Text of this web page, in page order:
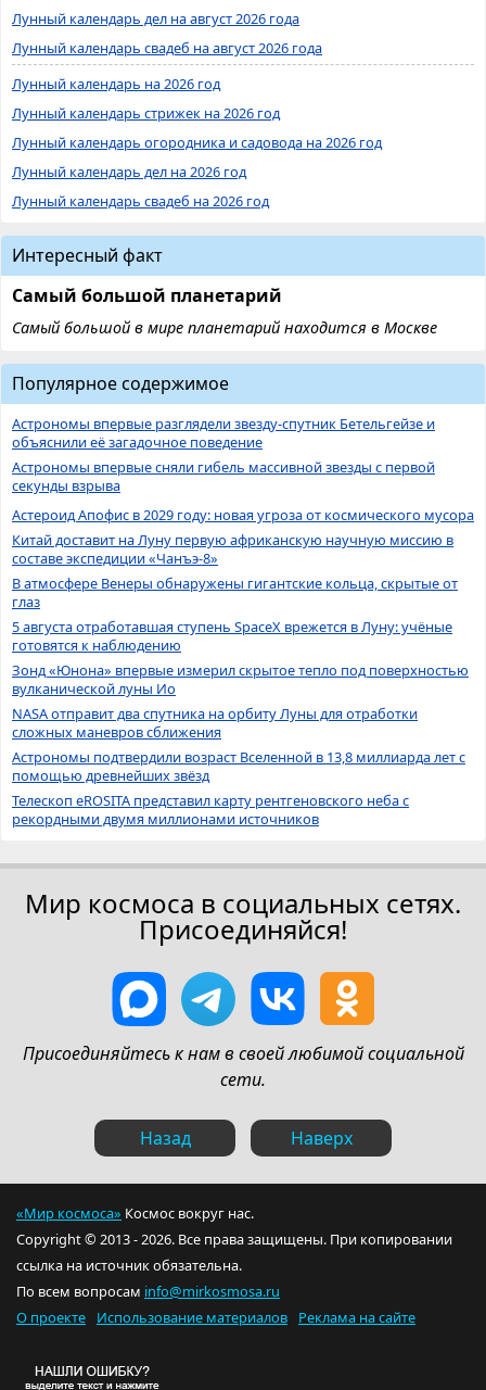
Лунный календарь дел на август 2026 года
Лунный календарь свадеб на август 2026 года
Лунный календарь на 2026 год
Лунный календарь стрижек на 2026 год
Лунный календарь огородника и садовода на 2026 год
Лунный календарь дел на 2026 год
Лунный календарь свадеб на 2026 год
Интересный факт
Самый большой планетарий
Самый большой в мире планетарий находится в Москве
Популярное содержимое
Астрономы впервые разглядели звезду-спутник Бетельгейзе и
объяснили её загадочное поведение
Астрономы впервые сняли гибель массивной звезды с первой
секунды взрыва
Астероид Апофис в 2029 году: новая угроза от космического мусора
Китай доставит на Луну первую африканскую научную миссию в
составе экспедиции «Чанъэ-8»
В атмосфере Венеры обнаружены гигантские кольца, скрытые от
глаз
5 августа отработавшая ступень SpaceX врежется в Луну: учёные
готовятся к наблюдению
Зонд «Юнона» впервые измерил скрытое тепло под поверхностью
вулканической луны Ио
NASA отправит два спутника на орбиту Луны для отработки
сложных маневров сближения
Астрономы подтвердили возраст Вселенной в 13,8 миллиарда лет с
помощью древнейших звёзд
Телескоп eROSITA представил карту рентгеновского неба с
рекордными двумя миллионами источников
Мир космоса в социальных сетях.
Присоединяйся!
Присоединяйтесь к нам в своей любимой социальной
сети.
Назад Наверх
«Мир космоса» Космос вокруг нас.
Copyright © 2013 - 2026. Все права защищены. При копировании
ссылка на источник обязательна.
По всем вопросам info@mirkosmosa.ru
О проекте
Использование материалов Реклама на сайте